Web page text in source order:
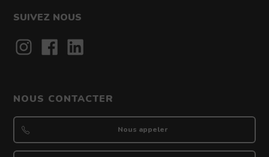
SUIVEZ NOUS
Contact
NOUS CONTACTER
Nous appeler